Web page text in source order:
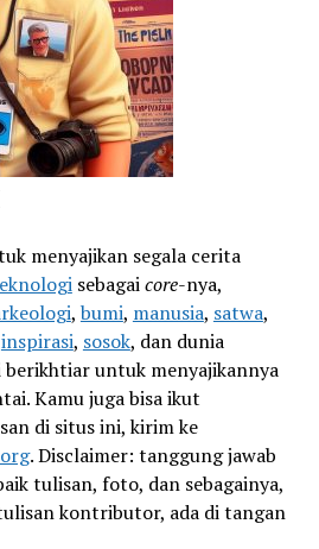
menyajikan segala cerita
sebagaicore-nya,
, bumi, manusia, satwa,
inspirasi, sosok, dan dunia
untuk menyajikannya
Kamu juga bisa ikut
di situs ini, kirim ke
. Disclaimer: tanggung jawab
tulisan, foto, dan sebagainya,
kontributor, ada di tangan